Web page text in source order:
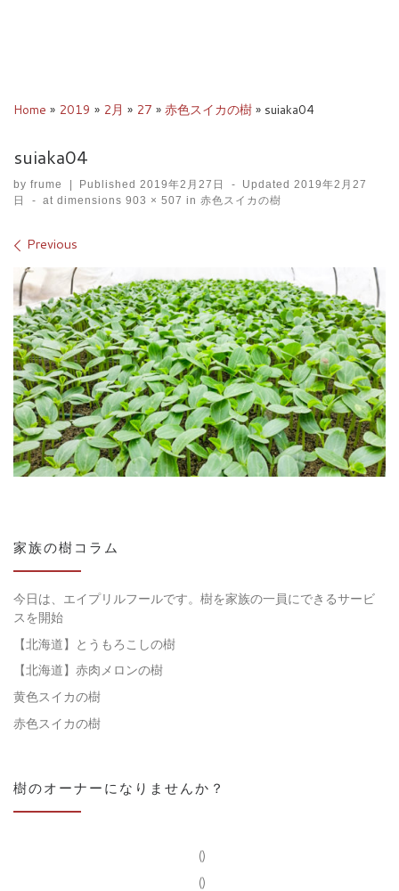
Home » 2019 » 2月 » 27 » 赤色スイカの樹 » suiaka04
suiaka04
by frume Published2019年2月27日 - Updated2019年2月27
日
- at dimensions 903 × 507 in 赤色スイカの樹
Images navigation
Previous
家族の樹コラム
今日は、エイプリルフールです。樹を家族の一員にできるサービ
スを開始
【北海道】とうもろこしの樹
【北海道】赤肉メロンの樹
黄色スイカの樹
赤色スイカの樹
樹のオーナーになりませんか？
()
()